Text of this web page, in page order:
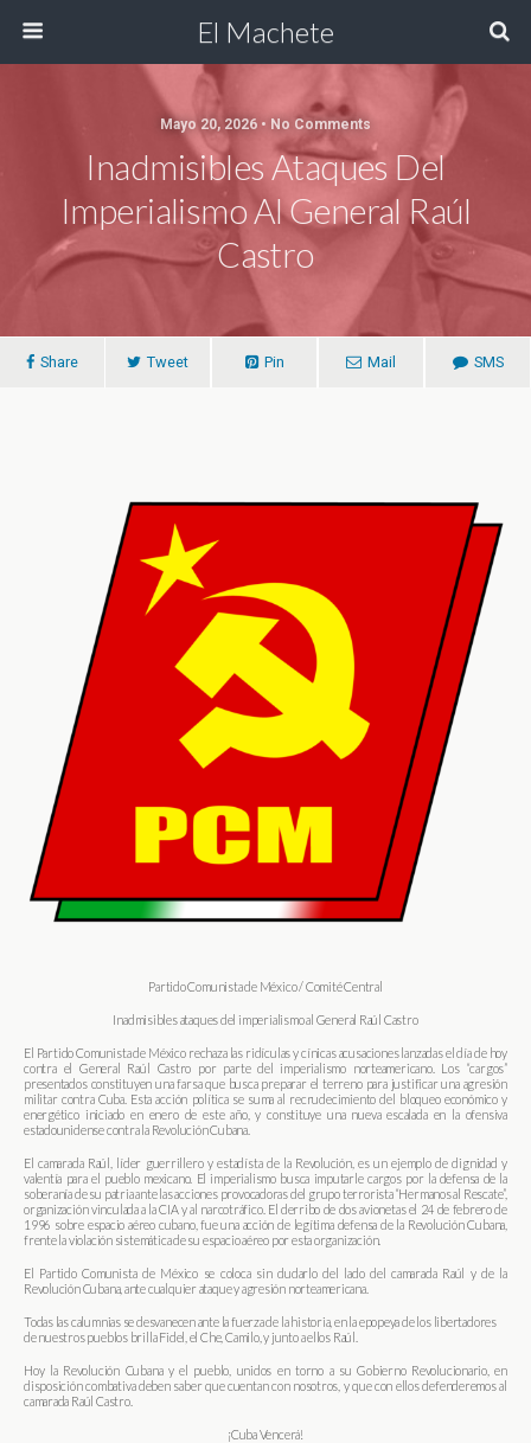
El Machete
Mayo 20, 2026 • No Comments
Inadmisibles Ataques Del
Imperialismo Al General Raúl
Castro
Share Tweet Pin Mail SMS
Partido Comunista de México / Comité Central
Inadmisibles ataques del imperialismo al General Raúl Castro
El Partido Comunista de México rechaza las ridículas y cínicas acusaciones lanzadas el día de hoy
contra el General Raúl Castro por parte del imperialismo norteamericano. Los “cargos”
presentados constituyen una farsa que busca preparar el terreno para justificar una agresión
militar contra Cuba. Esta acción política se suma al recrudecimiento del bloqueo económico y
energético iniciado en enero de este año, y constituye una nueva escalada en la ofensiva
estadounidense contra la Revolución Cubana.
El camarada Raúl, líder guerrillero y estadísta de la Revolución, es un ejemplo de dignidad y
valentía para el pueblo mexicano. El imperialismo busca imputarle cargos por la defensa de la
soberanía de su patria ante las acciones provocadoras del grupo terrorista “Hermanos al Rescate”,
organización vinculada a la CIA y al narcotráfico. El derribo de dos avionetas el 24 de febrero de
1996 sobre espacio aéreo cubano, fue una acción de legítima defensa de la Revolución Cubana,
frente la violación sistemática de su espacio aéreo por esta organización.
El Partido Comunista de México se coloca sin dudarlo del lado del camarada Raúl y de la
Revolución Cubana, ante cualquier ataque y agresión norteamericana.
Todas las calumnias se desvanecen ante la fuerza de la historia, en la epopeya de los libertadores
de nuestros pueblos brilla Fidel, el Che, Camilo, y junto a ellos Raúl.
Hoy la Revolución Cubana y el pueblo, unidos en torno a su Gobierno Revolucionario, en
disposición combativa deben saber que cuentan con nosotros, y que con ellos defenderemos al
camarada Raúl Castro.
¡Cuba Vencerá!